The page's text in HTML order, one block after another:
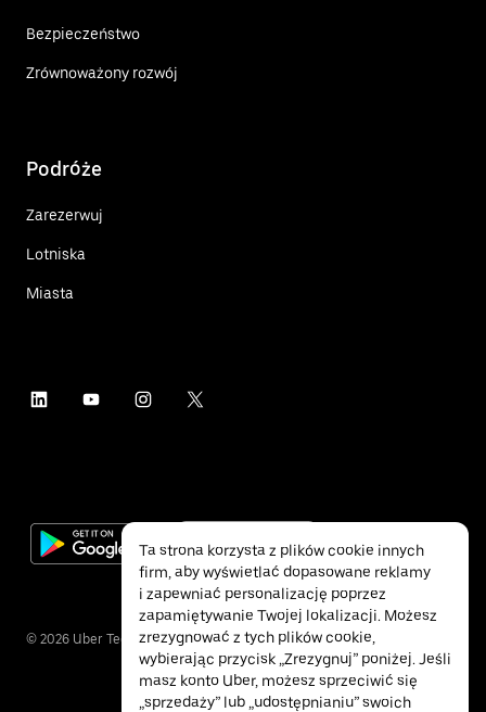
Bezpieczeństwo
Zrównoważony rozwój
Podróże
Zarezerwuj
Lotniska
Miasta
© 2026 Uber Technologies Inc.
Ta strona korzysta z plików cookie innych
firm, aby wyświetlać dopasowane reklamy
i zapewniać personalizację poprzez
zapamiętywanie Twojej lokalizacji. Możesz
zrezygnować z tych plików cookie,
wybierając przycisk „Zrezygnuj” poniżej. Jeśli
masz konto Uber, możesz sprzeciwić się
„sprzedaży” lub „udostępnianiu” swoich